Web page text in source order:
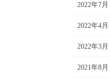
2022年7月
2022年4月
2022年3月
2021年8月